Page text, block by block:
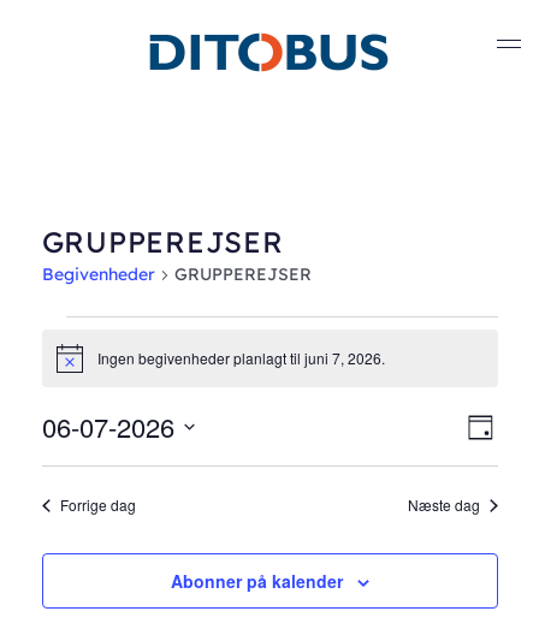
Gå til hovedindhold
GRUPPEREJSER
Begivenheder GRUPPEREJSER
Begivenheder
for
juni
7,
2026
Notice Ingen begivenheder planlagt til juni 7, 2026.
af
Dag
06-07-2026
Vælg
Forrige dag Næste dag
Abonner på kalender